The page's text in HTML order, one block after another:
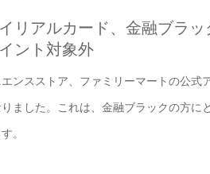
リアルカード、金融ブラ
ント対象外
ンスストア、ファミリーマートの公式
ました。これは、金融ブラックの方
。